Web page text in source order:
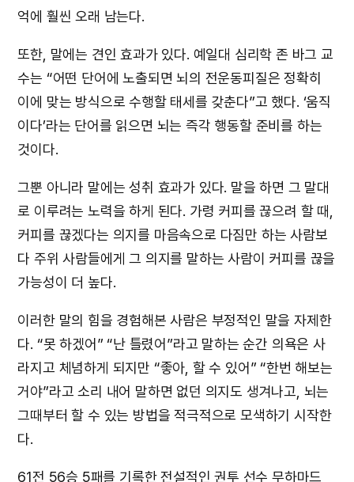
억에 훨씬 오래 남는다.
또한, 말에는 견인 효과가 있다. 예일대 심리학 존 바그 교
수는 “어떤 단어에 노출되면 뇌의 전운동피질은 정확히
이에 맞는 방식으로 수행할 태세를 갖춘다”고 했다. ‘움직
이다’라는 단어를 읽으면 뇌는 즉각 행동할 준비를 하는
것이다.
그뿐 아니라 말에는 성취 효과가 있다. 말을 하면 그 말대
로 이루려는 노력을 하게 된다. 가령 커피를 끊으려 할 때,
커피를 끊겠다는 의지를 마음속으로 다짐만 하는 사람보
다 주위 사람들에게 그 의지를 말하는 사람이 커피를 끊을
가능성이 더 높다.
이러한 말의 힘을 경험해본 사람은 부정적인 말을 자제한
다. “못 하겠어” “난 틀렸어”라고 말하는 순간 의욕은 사
라지고 체념하게 되지만 “좋아, 할 수 있어” “한번 해보는
거야”라고 소리 내어 말하면 없던 의지도 생겨나고, 뇌는
그때부터 할 수 있는 방법을 적극적으로 모색하기 시작한
다.
61전 56승 5패를 기록한 전설적인 권투 선수 무하마드